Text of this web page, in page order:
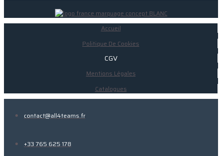
Accueil
Politique De Cookies
CGV
Mentions Légales
Catalogues
contact@all4teams.fr
+33 765 625 178